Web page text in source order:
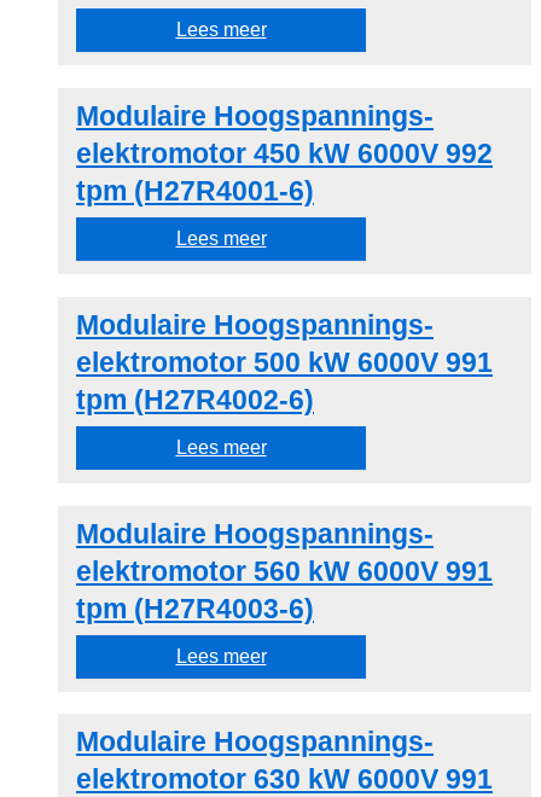
Lees meer
Modulaire Hoogspannings-
elektromotor 450 kW 6000V 992
tpm (H27R4001-6)
Lees meer
Modulaire Hoogspannings-
elektromotor 500 kW 6000V 991
tpm (H27R4002-6)
Lees meer
Modulaire Hoogspannings-
elektromotor 560 kW 6000V 991
tpm (H27R4003-6)
Lees meer
Modulaire Hoogspannings-
elektromotor 630 kW 6000V 991